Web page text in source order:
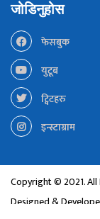
जोडिनुहोस
फेसबुक
युटूब
ट्विटहरु
इन्स्टाग्राम
Copyright © 2021. All
Designed &